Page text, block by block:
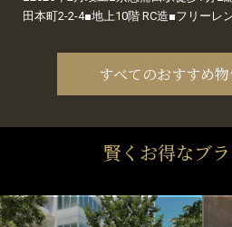
田本町2-2-4■地上10階 RC造■フリーレ
すべてのおすすめ
賢くお得なブ